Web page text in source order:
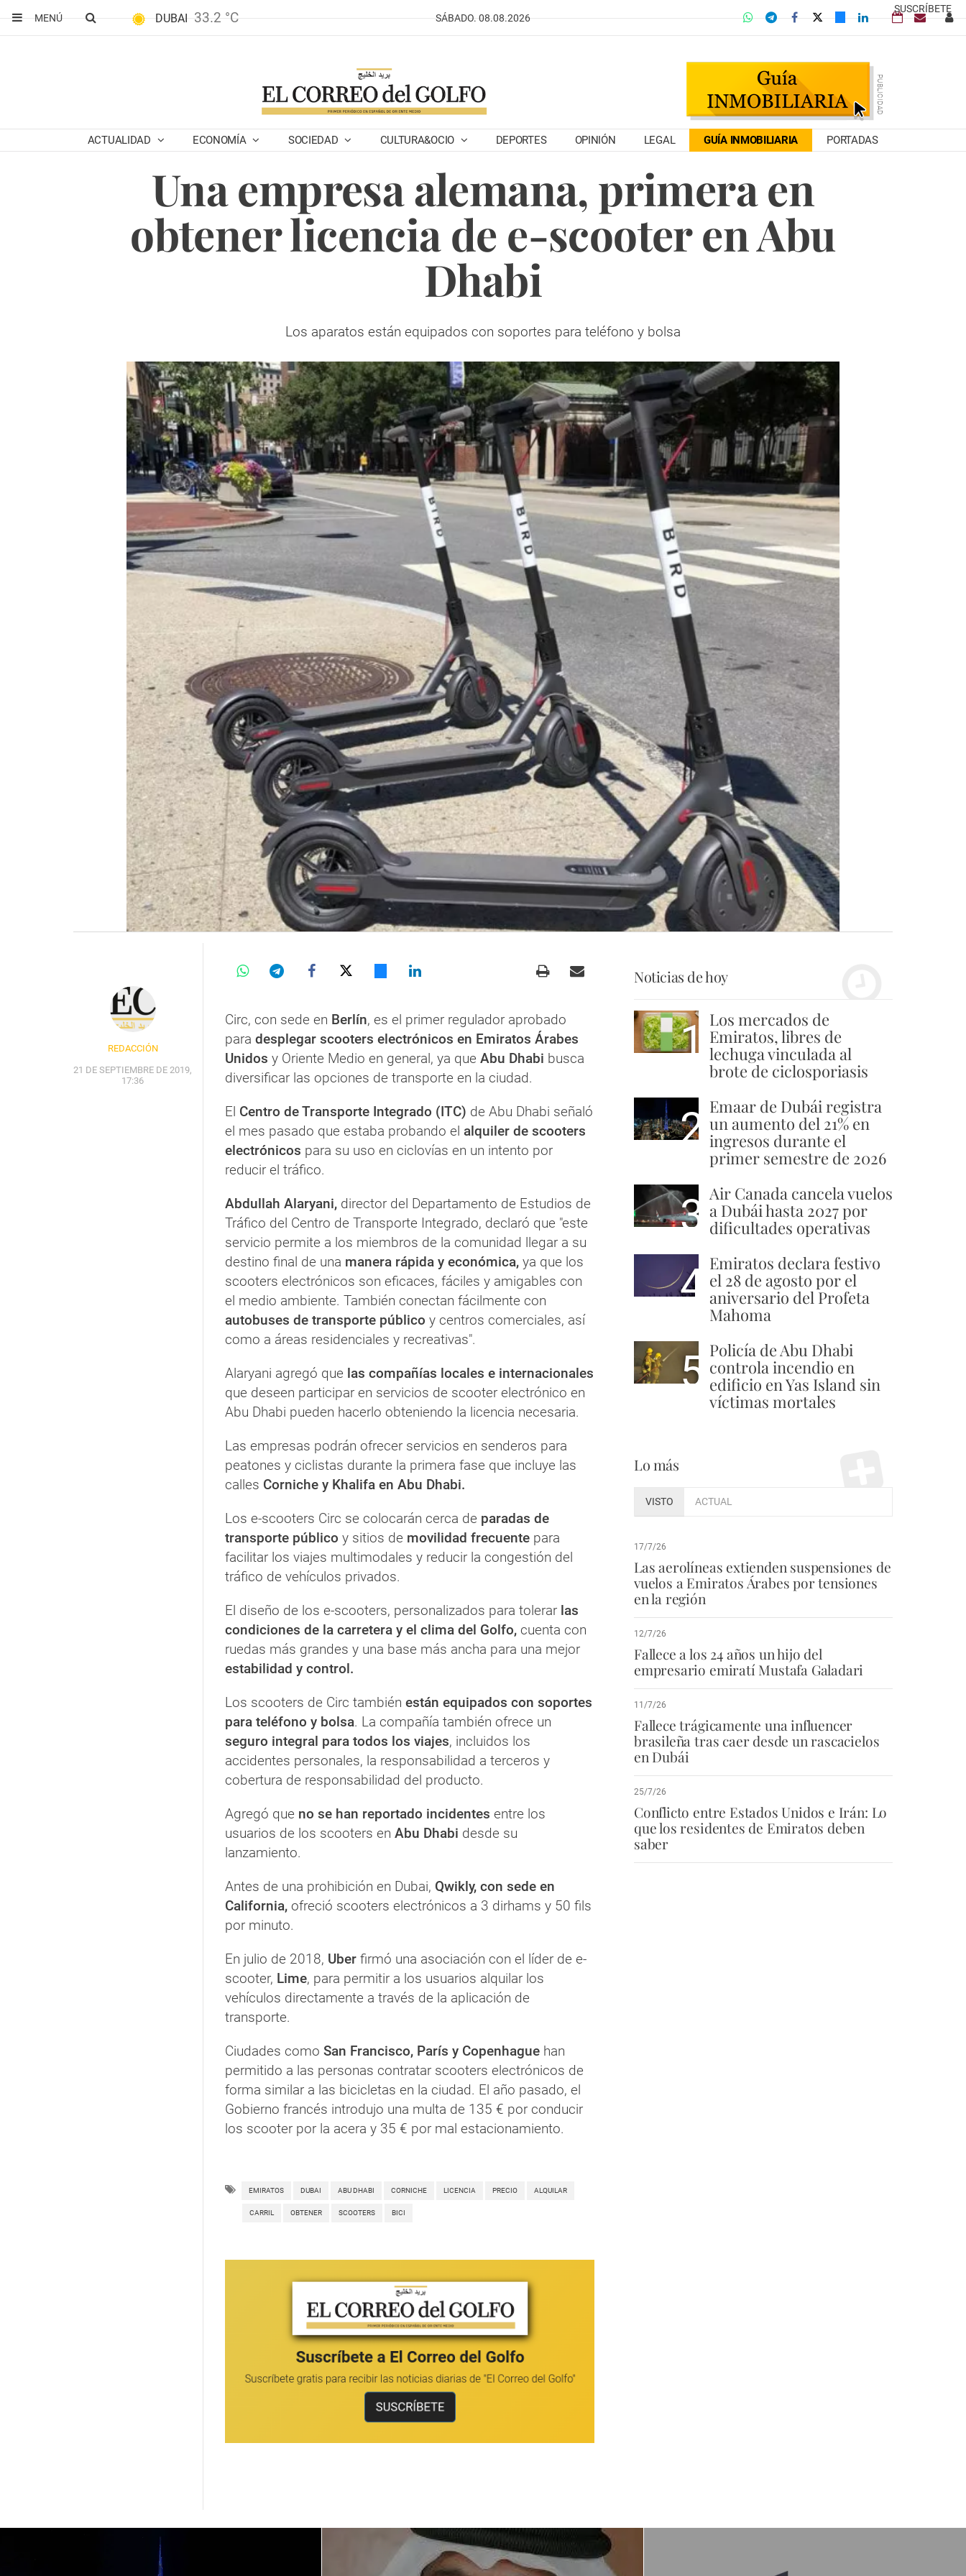
SUSCRÍBETE
MENÚ
DUBAI 33.2 °C SÁBADO. 08.08.2026
ACTUALIDAD ECONOMÍA SOCIEDAD CULTURA&OCIO DEPORTES OPINIÓN LEGAL GUÍA INMOBILIARIA PORTADAS
Una empresa alemana, primera en
obtener licencia de e-scooter en Abu
Dhabi
Los aparatos están equipados con soportes para teléfono y bolsa
REDACCIÓN
21 DE SEPTIEMBRE DE 2019,
17:36
Circ, con sede en Berlín, es el primer regulador aprobado
para desplegar scooters electrónicos en Emiratos Árabes
Unidos y Oriente Medio en general, ya que Abu Dhabi busca
diversificar las opciones de transporte en la ciudad.
El Centro de Transporte Integrado (ITC) de Abu Dhabi señaló
el mes pasado que estaba probando el alquiler de scooters
electrónicos para su uso en ciclovías en un intento por
reducir el tráfico.
Abdullah Alaryani, director del Departamento de Estudios de
Tráfico del Centro de Transporte Integrado, declaró que "este
servicio permite a los miembros de la comunidad llegar a su
destino final de una manera rápida y económica, ya que los
scooters electrónicos son eficaces, fáciles y amigables con
el medio ambiente. También conectan fácilmente con
autobuses de transporte público y centros comerciales, así
como a áreas residenciales y recreativas".
Alaryani agregó que las compañías locales e internacionales
que deseen participar en servicios de scooter electrónico en
Abu Dhabi pueden hacerlo obteniendo la licencia necesaria.
Las empresas podrán ofrecer servicios en senderos para
peatones y ciclistas durante la primera fase que incluye las
calles Corniche y Khalifa en Abu Dhabi.
Los e-scooters Circ se colocarán cerca de paradas de
transporte público y sitios de movilidad frecuente para
facilitar los viajes multimodales y reducir la congestión del
tráfico de vehículos privados.
El diseño de los e-scooters, personalizados para tolerar las
condiciones de la carretera y el clima del Golfo, cuenta con
ruedas más grandes y una base más ancha para una mejor
estabilidad y control.
Los scooters de Circ también están equipados con soportes
para teléfono y bolsa. La compañía también ofrece un
seguro integral para todos los viajes, incluidos los
accidentes personales, la responsabilidad a terceros y
cobertura de responsabilidad del producto.
Agregó que no se han reportado incidentes entre los
usuarios de los scooters en Abu Dhabi desde su
lanzamiento.
Antes de una prohibición en Dubai, Qwikly, con sede en
California, ofreció scooters electrónicos a 3 dirhams y 50 fils
por minuto.
En julio de 2018, Uber firmó una asociación con el líder de e-
scooter, Lime, para permitir a los usuarios alquilar los
vehículos directamente a través de la aplicación de
transporte.
Ciudades como San Francisco, París y Copenhague han
permitido a las personas contratar scooters electrónicos de
forma similar a las bicicletas en la ciudad. El año pasado, el
Gobierno francés introdujo una multa de 135 € por conducir
los scooter por la acera y 35 € por mal estacionamiento.
EMIRATOS DUBAI ABU DHABI CORNICHE LICENCIA PRECIO ALQUILAR
CARRIL OBTENER SCOOTERS BICI
Noticias de hoy
1 Los mercados de
Emiratos, libres de
lechuga vinculada al
brote de ciclosporiasis
2 Emaar de Dubái registra
un aumento del 21% en
ingresos durante el
primer semestre de 2026
3 Air Canada cancela vuelos
a Dubái hasta 2027 por
dificultades operativas
4 Emiratos declara festivo
el 28 de agosto por el
aniversario del Profeta
Mahoma
5 Policía de Abu Dhabi
controla incendio en
edificio en Yas Island sin
víctimas mortales
Lo más
VISTO ACTUAL
17/7/26
Las aerolíneas extienden suspensiones de
vuelos a Emiratos Árabes por tensiones
en la región
12/7/26
Fallece a los 24 años un hijo del
empresario emiratí Mustafa Galadari
11/7/26
Fallece trágicamente una influencer
brasileña tras caer desde un rascacielos
en Dubái
25/7/26
Conflicto entre Estados Unidos e Irán: Lo
que los residentes de Emiratos deben
saber